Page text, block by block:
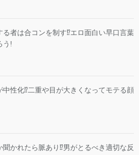
る者は合コンを制す⁉︎エロ面白い早口言葉
う!
中性化⁉︎二重や目が大きくなってモテる顔
聞かれたら脈あり⁉︎男がとるべき適切な反